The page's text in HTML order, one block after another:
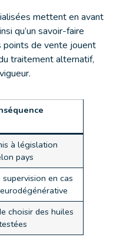
mettent en avant
qu’un savoir-faire
points de vente jouent
traitement alternatif,
à législation
pays
en cas
choisir des huiles